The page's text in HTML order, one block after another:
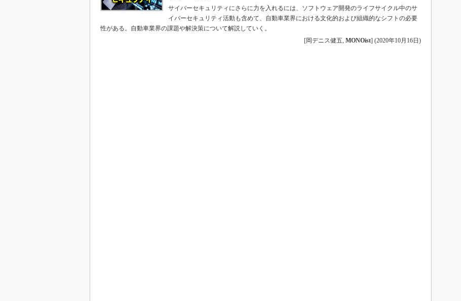
グローバル設計・開発
制御セキュリティ
新型コロナへの対応
サイバーセキュリティにさらに力を入れるには、ソフトウェア開発のライフサイクル中のサ
イバーセキュリティ活動も含めて、自動車業界における文化的および組織的なシフトの必要
性がある。自動車業界の課題や解決策について解説していく。
[岡デニス健五, MONOist] (2020年10月16日 )